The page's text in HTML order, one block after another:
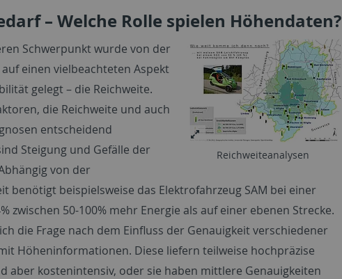
– Welche Rolle spielen Höhendaten?
Reichweiteanalysen
Schwerpunkt wurde von der
einen vielbeachteten Aspekt
gelegt – die Reichweite.
die Reichweite und auch
entscheidend
Steigung und Gefälle der
von der
benötigt beispielsweise das Elektrofahrzeug SAM bei einer
zwischen 50-100% mehr Energie als auf einer ebenen Strecke.
die Frage nach dem Einfluss der Genauigkeit verschiedener
Höheninformationen. Diese liefern teilweise hochpräzise
aber kostenintensiv, oder sie haben mittlere Genauigkeiten